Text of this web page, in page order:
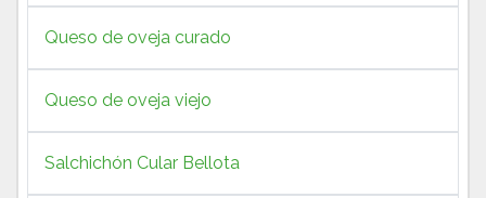
Queso de oveja curado
Queso de oveja viejo
Salchichón Cular Bellota